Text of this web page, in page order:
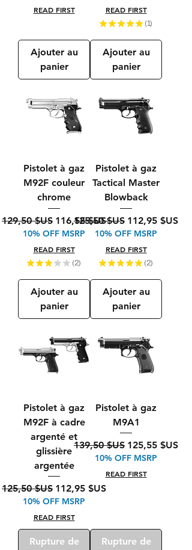
READ FIRST
Ajouter au
panier
READ FIRST
★ ★ ★ ★ ★ 1
1
Ajouter au
panier
Pistolet à gaz
M92F couleur
chrome
Prix original
129,50 $US Prix promotionnel
116,55 $US
10% OFF MSRP
READ FIRST
★ ★ ★ ★ ★ 2
2
Ajouter au
panier
Pistolet à gaz
Tactical Master
Blowback
Prix original
125,50 $US Prix
112,95 $US
10% OFF MSRP
READ FIRST
★ ★ ★ ★ ★ 2
2
Ajouter au
panier
Pistolet à gaz
M92F à cadre
argenté et
glissière
argentée
Prix original
125,50 $US Prix promotionnel
112,95 $US
10% OFF MSRP
READ FIRST
Rupture de
Pistolet à gaz
M9A1
Prix original
139,50 $US Prix
125,55 $US
10% OFF MSRP
READ FIRST
Rupture de